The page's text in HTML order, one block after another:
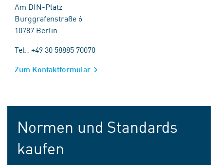
Am DIN-Platz
Burggrafenstraße 6
10787 Berlin
Tel.: +49 30 58885 70070
Zum Kontaktformular
Normen und Standards
kaufen